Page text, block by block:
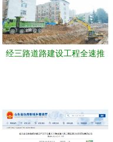
经三路道路建设工程全速推